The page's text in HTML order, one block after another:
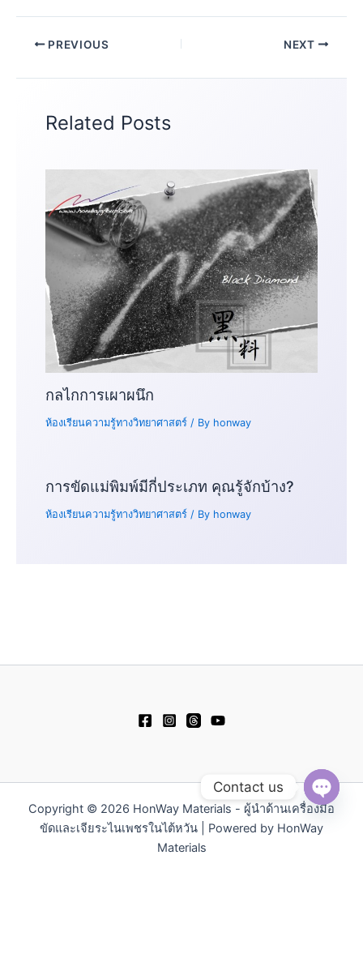
PREVIOUS NEXT
Related Posts
กลไกการเผาผนึก
ห้องเรียนความรู้ทางวิทยาศาสตร์ / By honway
การขัดแม่พิมพ์มีกี่ประเภท คุณรู้จักบ้าง?
ห้องเรียนความรู้ทางวิทยาศาสตร์ / By honway
Copyright © 2026 HonWay Materials - ผู้นำด้านเครื่องมือ
ขัดและเจียระไนเพชรในไต้หวัน | Powered by HonWay
Materials
Contact us
Open